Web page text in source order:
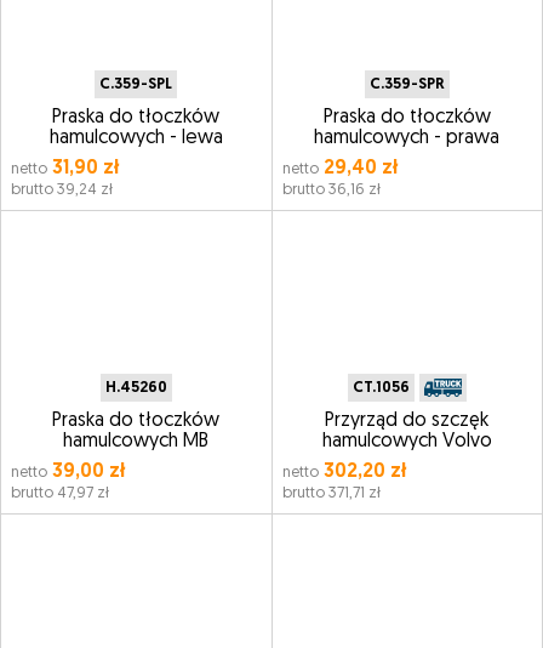
C.359-SPL
Praska do tłoczków
hamulcowych - lewa
netto 31,90 zł
brutto 39,24 zł
C.359-SPR
Praska do tłoczków
hamulcowych - prawa
netto29,40 zł
brutto 36,16 zł
H.45260
Praska do tłoczków
hamulcowych MB
netto 39,00 zł
brutto 47,97 zł
CT.1056
Przyrząd do szczęk
hamulcowych Volvo
netto302,20 zł
brutto 371,71 zł